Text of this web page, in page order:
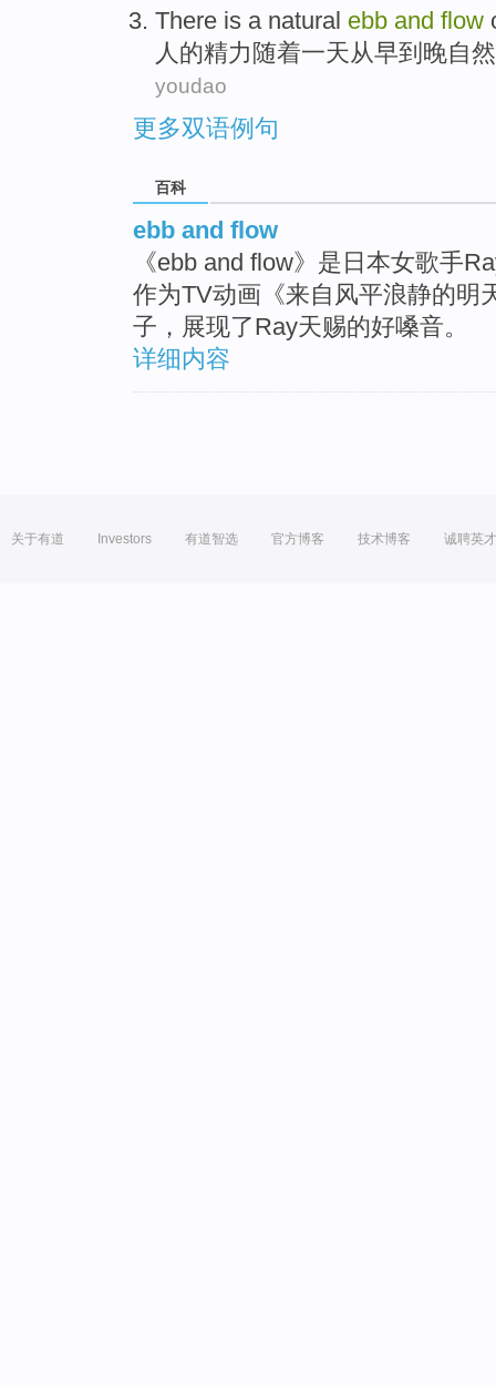
There is a natural ebb and flow
人 的精力 随着一天从早到晚自然
youdao
更多双语例句
百科
ebb and flow
《ebb and flow》是日本女歌手
作为TV动画《来自风平浪静的明
子，展现了Ray天赐的好嗓音。
详细内容
关于有道 Investors 有道智选 官方博客 技术博客 诚聘英才